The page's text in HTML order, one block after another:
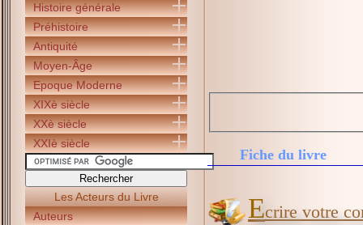
Histoire générale
Préhistoire
Antiquité
Moyen-Âge
Epoque Moderne
XIXè siècle
XXè siècle
XXIè siècle
Les Acteurs du Livre
Auteurs
Fiche du livre
Ecrire votre